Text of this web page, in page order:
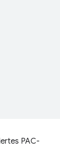
PAC-